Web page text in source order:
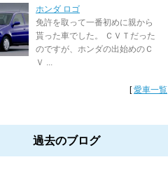
ホンダ ロゴ
免許を取って一番初めに親から
貰った車でした。 ＣＶＴだった
のですが、ホンダの出始めのＣ
Ｖ ...
[愛車一覧
過去のブログ